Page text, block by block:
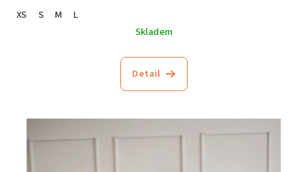
XS
S M
L
Skladem
Detail